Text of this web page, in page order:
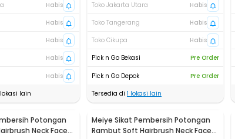
Habis
Habis
Habis
Habis
Habis
lain
Toko Jakarta Utara
Habis
Toko Tangerang
Habis
Toko Cikupa
Habis
Pick n Go Bekasi
Pre Order
Pick n Go Depok
Pre Order
Tersedia di 1 lokasi lain
Potongan
Neck Face
Meiye Sikat Pembersih Potongan
Rambut Soft Hairbrush Neck Face